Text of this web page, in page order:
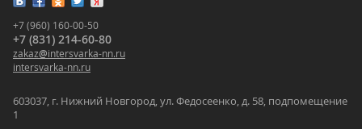
+7 (960) 160-00-50
+7 (831) 214-60-80
zakaz@intersvarka-nn.ru
intersvarka-nn.ru
603037, г. Нижний Новгород, ул. Федосеенко, д. 58, подпомещение
1